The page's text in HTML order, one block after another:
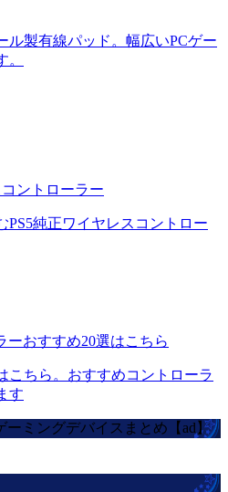
ル製有線パッド。幅広いPCゲー
コントローラー
PS5純正ワイヤレスコントロー
ーおすすめ20選はこちら
こちら。おすすめコントローラ
す
ーミングデバイスまとめ【ad】